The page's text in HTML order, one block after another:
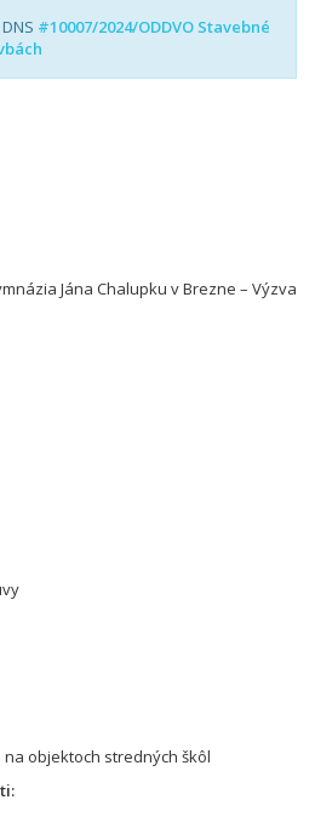
#10007/2024/ODDVO Stavebné
Jána Chalupku v Brezne – Výzva
na objektoch stredných škôl